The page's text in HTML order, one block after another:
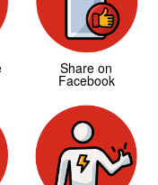
Share on
Facebook